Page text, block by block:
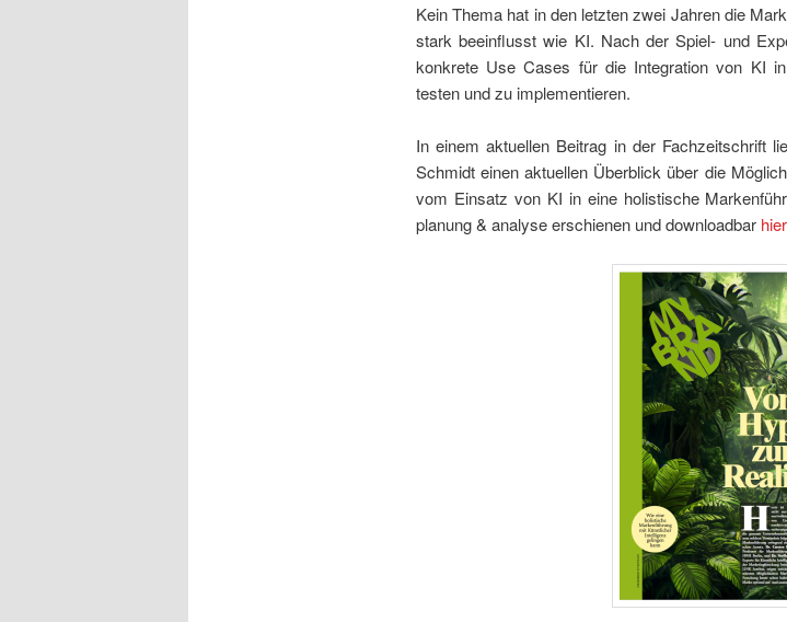
Kein Thema hat in den letzten zwei Jahren die
stark beeinflusst wie KI. Nach der Spiel- und
konkrete Use Cases für die Integration von KI
testen und zu implementieren.
In einem aktuellen Beitrag in der Fachzeitschrift
Schmidt einen aktuellen Überblick über die
vom Einsatz von KI in eine holistische
planung & analyse erschienen und downloadbar hier